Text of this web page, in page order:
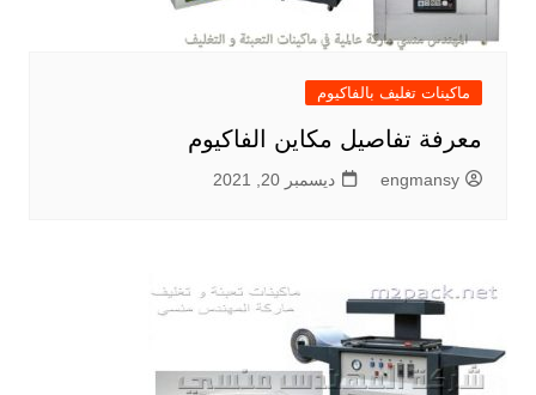
ماكينات تغليف بالفاكيوم
معرفة تفاصيل مكاين الفاكيوم
engmansy ديسمبر 20, 2021